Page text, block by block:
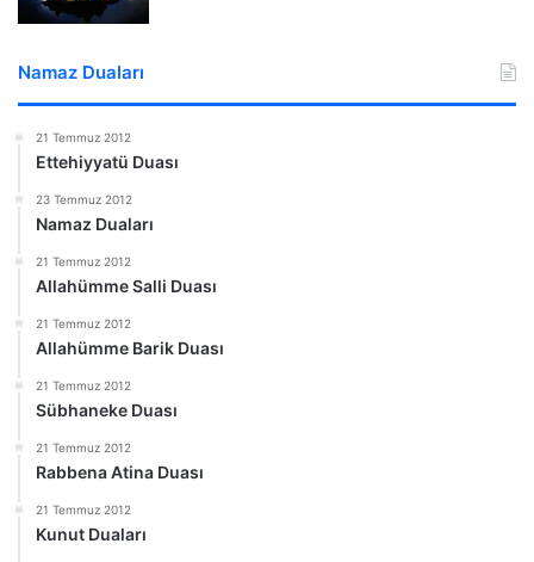
Namaz Duaları
21 Temmuz 2012
Ettehiyyatü Duası
23 Temmuz 2012
Namaz Duaları
21 Temmuz 2012
Allahümme Salli Duası
21 Temmuz 2012
Allahümme Barik Duası
21 Temmuz 2012
Sübhaneke Duası
21 Temmuz 2012
Rabbena Atina Duası
21 Temmuz 2012
Kunut Duaları